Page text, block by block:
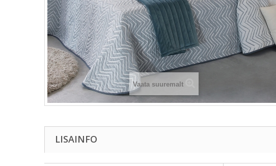
Vaata suuremalt
LISAINFO